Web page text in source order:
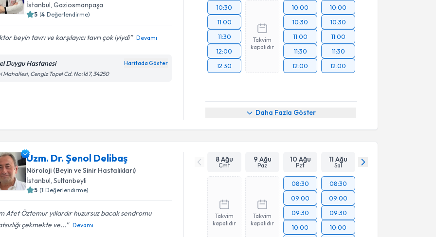
İstanbul, Gaziosmanpaşa
5 (4 Değerlendirme)
beyin tavrı ve karşılayıcı tavrı çok iyiydi Devamı
Duygu Hastanesi Haritada Göster
Mahallesi, Cengiz Topel Cd. No:167, 34250
10:30
11:00
11:30
12:00
12:30
Takvim
kapalıdır
10:00
10:30
11:00
11:30
12:00
10:00
10:30
11:00
11:30
12:00
Daha Fazla Göster
Uzm. Dr. Şenol Delibaş
Nöroloji (Beyin ve Sinir Hastalıkları)
İstanbul , Sultanbeyli
5 (1 Değerlendirme)
Afet Öztemur yıllardır huzursuz bacak sendromu
çekmekte ve...
Devamı
8 Ağu
Cmt
9 Ağu
Paz
10 Ağu
Pzt
11 Ağu
Sal
Takvim
kapalıdır
Takvim
kapalıdır
08:30
09:00
09:30
10:00
08:30
09:00
09:30
10:00